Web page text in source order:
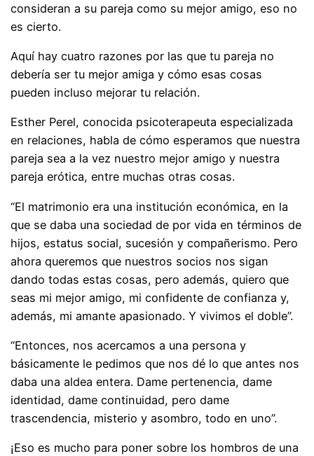
consideran a su pareja como su mejor amigo, eso no
es cierto.
Aquí hay cuatro razones por las que tu pareja no
debería ser tu mejor amiga y cómo esas cosas
pueden incluso mejorar tu relación.
Esther Perel, conocida psicoterapeuta especializada
en relaciones, habla de cómo esperamos que nuestra
pareja sea a la vez nuestro mejor amigo y nuestra
pareja erótica, entre muchas otras cosas.
“El matrimonio era una institución económica, en la
que se daba una sociedad de por vida en términos de
hijos, estatus social, sucesión y compañerismo. Pero
ahora queremos que nuestros socios nos sigan
dando todas estas cosas, pero además, quiero que
seas mi mejor amigo, mi confidente de confianza y,
además, mi amante apasionado. Y vivimos el doble”.
“Entonces, nos acercamos a una persona y
básicamente le pedimos que nos dé lo que antes nos
daba una aldea entera. Dame pertenencia, dame
identidad, dame continuidad, pero dame
trascendencia, misterio y asombro, todo en uno”.
¡Eso es mucho para poner sobre los hombros de una